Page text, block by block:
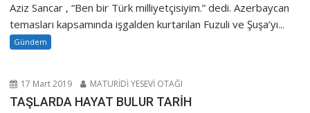
Aziz Sancar , “Ben bir Türk milliyetçisiyim.” dedi. Azerbaycan
temasları kapsamında işgalden kurtarılan Fuzuli ve Şuşa’yı...
Gündem
17 Mart 2019 MATURİDİ YESEVİ OTAĞI
TAŞLARDA HAYAT BULUR TARİH